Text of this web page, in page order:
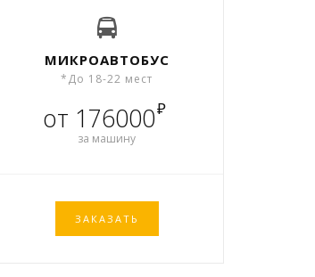
МИКРОАВТОБУС
*До 18-22 мест
от 176000₽
за машину
ЗАКАЗАТЬ